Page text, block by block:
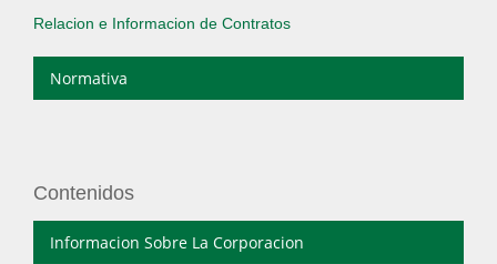
Relacion e Informacion de Contratos
Normativa
Contenidos
Informacion Sobre La Corporacion